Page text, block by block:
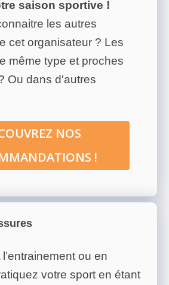
saison sportive !
les autres
cet organisateur ? Les
même type et proches
Ou dans d'autres
NOS
!
l’entrainement ou en
votre sport en étant